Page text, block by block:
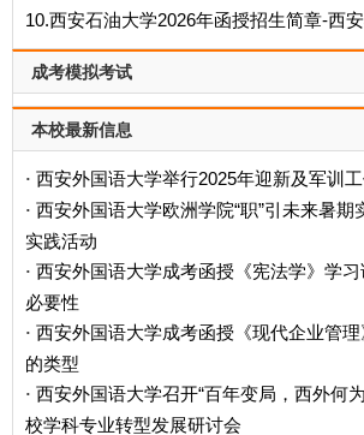
10.西安石油大学2026年函授招生简章-西
成考模拟考试
本校最新信息
· 西安外国语大学举行2025年迎新及军训
· 西安外国语大学欧洲学院“职”引未来暑期
实践活动
· 西安外国语大学成考函授《宪法学》学
必要性
· 西安外国语大学成考函授《现代企业管
的类型
· 西安外国语大学召开“百年变局，西外何
校学科专业转型发展研讨会